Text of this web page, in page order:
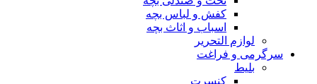
کفش و لباس بچه
اسباب و اثاث بچه
لوازم التحریر
سرگرمی و فراغت
بلیط
کنسرت